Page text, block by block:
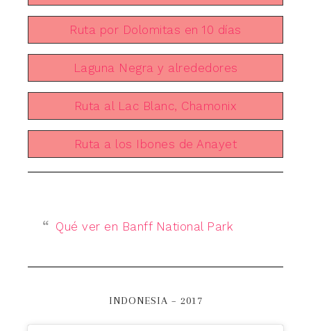
Ruta por Dolomitas en 10 días
Laguna Negra y alrededores
Ruta al Lac Blanc, Chamonix
Ruta a los Ibones de Anayet
Qué ver en Banff National Park
INDONESIA – 2017